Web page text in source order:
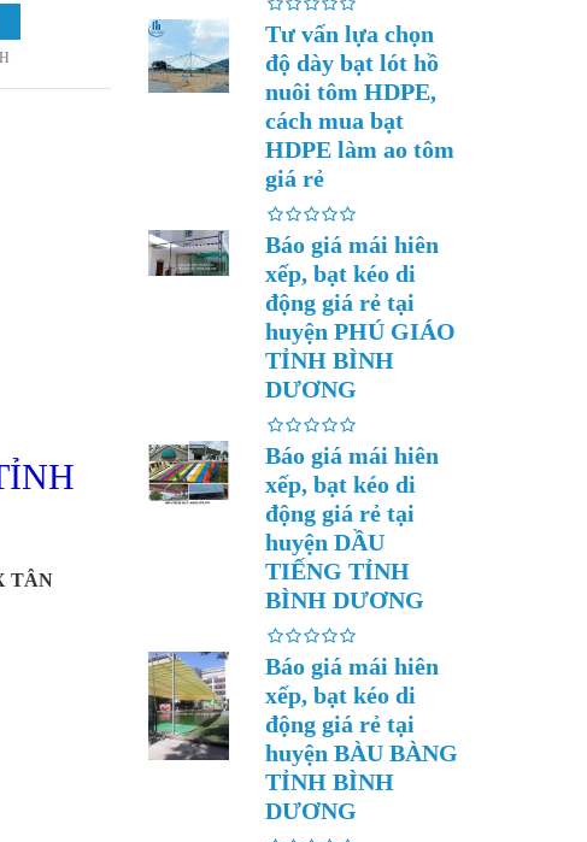
TÂN
Tư vấn lựa chọn
độ dày bạt lót hồ
nuôi tôm HDPE,
cách mua bạt
HDPE làm ao tôm
giá rẻ
Báo giá mái hiên
xếp, bạt kéo di
động giá rẻ tại
huyện PHÚ GIÁO
TỈNH BÌNH
DƯƠNG
Báo giá mái hiên
xếp, bạt kéo di
động giá rẻ tại
huyện DẦU
TIẾNG TỈNH
BÌNH DƯƠNG
Báo giá mái hiên
xếp, bạt kéo di
động giá rẻ tại
huyện BÀU BÀNG
TỈNH BÌNH
DƯƠNG